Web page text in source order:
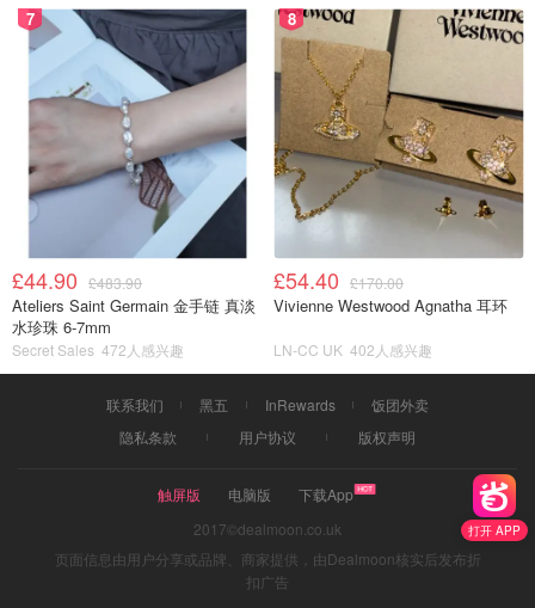
打开 APP
7
£44.90 £483.90
Ateliers Saint Germain 金手链 真淡
水珍珠 6-7mm
Secret Sales 472人感兴趣
8
£54.40 £170.00
Vivienne Westwood Agnatha 耳环
LN-CC UK 402人感兴趣
联系我们 黑五 InRewards
饭团外卖
隐私条款
用户协议 版权声明
触屏版 电脑版
下载App
2017©dealmoon.co.uk
页面信息由用户分享或品牌、商家提供，由Dealmoon核实后发布折
扣广告